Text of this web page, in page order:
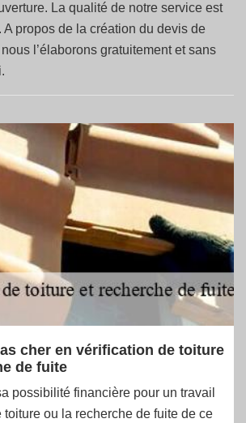
La qualité de notre service est
propos de la création du devis de
l’élaborons gratuitement et sans
cher en vérification de toiture
de fuite
possibilité financière pour un travail
ou la recherche de fuite de ce